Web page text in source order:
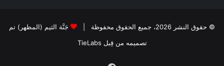
© حقوق النشر 2026، جميع الحقوق محفوظة |
جَنَّة الثيم (المظهر) تم
تصميمه من قِبل TieLabs